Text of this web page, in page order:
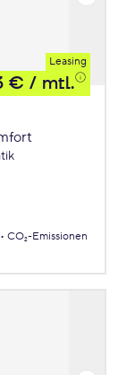
Leasing
€ / mtl.
CO₂-Emissionen